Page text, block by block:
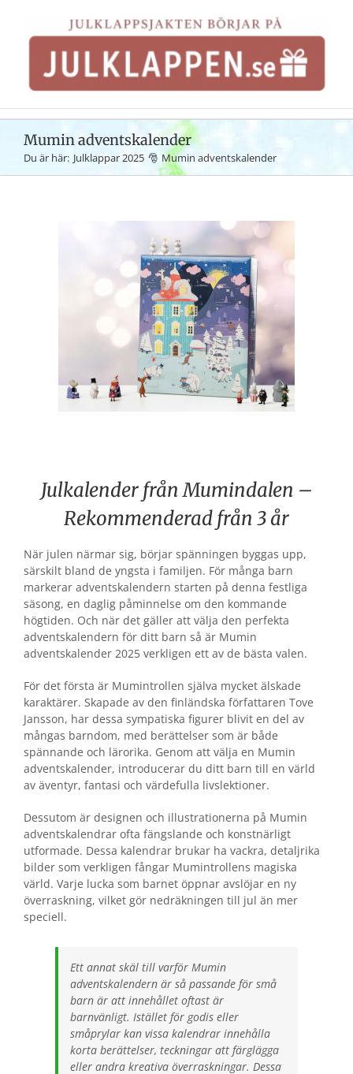
innehållet
Mumin adventskalender
Du är här: Julklappar 2025 Mumin adventskalender
Julkalender från Mumindalen –
Rekommenderad från 3 år
När julen närmar sig, börjar spänningen byggas upp,
särskilt bland de yngsta i familjen. För många barn
markerar adventskalendern starten på denna festliga
säsong, en daglig påminnelse om den kommande
högtiden. Och när det gäller att välja den perfekta
adventskalendern för ditt barn så är Mumin
adventskalender 2025 verkligen ett av de bästa valen.
För det första är Mumintrollen själva mycket älskade
karaktärer. Skapade av den finländska författaren Tove
Jansson, har dessa sympatiska figurer blivit en del av
mångas barndom, med berättelser som är både
spännande och lärorika. Genom att välja en Mumin
adventskalender, introducerar du ditt barn till en värld
av äventyr, fantasi och värdefulla livslektioner.
Dessutom är designen och illustrationerna på Mumin
adventskalendrar ofta fängslande och konstnärligt
utformade. Dessa kalendrar brukar ha vackra, detaljrika
bilder som verkligen fångar Mumintrollens magiska
värld. Varje lucka som barnet öppnar avslöjar en ny
överraskning, vilket gör nedräkningen till jul än mer
speciell.
Ett annat skäl till varför Mumin
adventskalendern är så passande för små
barn är att innehållet oftast är
barnvänligt. Istället för godis eller
småprylar kan vissa kalendrar innehålla
korta berättelser, teckningar att färglägga
eller andra kreativa överraskningar. Dessa